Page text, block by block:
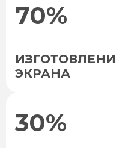
70%
ЭКРАНА
30%